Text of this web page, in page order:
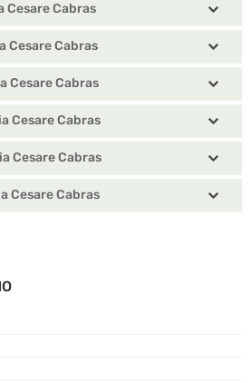
Cesare Cabras
Cesare Cabras
Cesare Cabras
Cesare Cabras
Cesare Cabras
Cesare Cabras